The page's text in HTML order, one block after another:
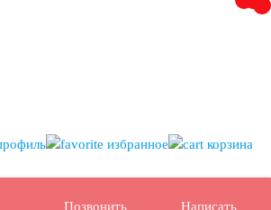
избранное корзина
Позвонить Написать